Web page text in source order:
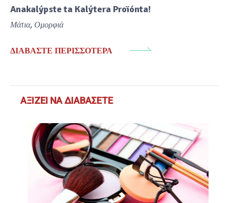
Anakalýpste ta Kalýtera Proïónta!
Μάτια, Ομορφιά
ΔΙΑΒΆΣΤΕ ΠΕΡΙΣΣΌΤΕΡΑ
ΑΞΊΖΕΙ ΝΑ ΔΙΑΒΆΣΕΤΕ